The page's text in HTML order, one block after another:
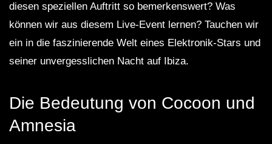
diesen speziellen Auftritt so bemerkenswert? Was
können wir aus diesem Live-Event lernen? Tauchen wir
ein in die faszinierende Welt eines Elektronik-Stars und
seiner unvergesslichen Nacht auf Ibiza.
Die Bedeutung von Cocoon und
Amnesia